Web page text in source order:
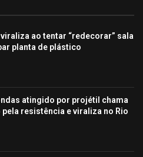
viraliza ao tentar “redecorar” sala
planta de plástico
atingido por projétil chama
pela resistência e viraliza no Rio